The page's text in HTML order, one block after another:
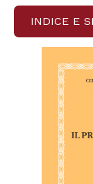
INDICE E